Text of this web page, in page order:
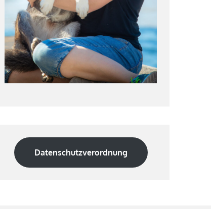
Datenschutzverordnung